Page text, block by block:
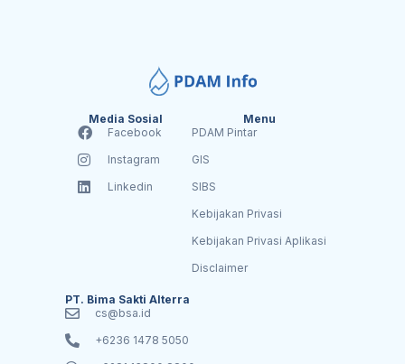
Media Sosial
Facebook
Instagram
Linkedin
Menu
PDAM Pintar
GIS
SIBS
Kebijakan Privasi
Kebijakan Privasi Aplikasi
Disclaimer
PT. Bima Sakti Alterra
cs@bsa.id
+6236 1478 5050